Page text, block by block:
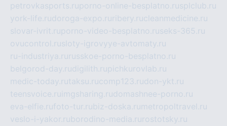
petrovkasports.ruporno-online-besplatno.rusplclub.ru
york-life.rudoroga-expo.ru ribery.rucleanmedicine.ru
slovar-ivrit.ruporno-video-besplatno.ruseks-365.ru
ovucontrol.rusloty-igrovyye-avtomaty.ru
ru-industriya.ru russkoe-porno-besplatno.ru
belgorod-day.rudigilith.rupichkurovlab.ru
medic-today.rutaksu.rucomp123.rudon-ykt.ru
teensvoice.ru imgsharing.rudomashnee-porno.ru
eva-elfie.rufoto-tur.rubiz-doska.ru metropoltravel.ru
veslo-i-yakor.ruborodino-media.ru rostotsky.ru